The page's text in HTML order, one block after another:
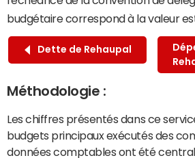
budgétaire correspond à la valeur
Dette de Rehaupal
Méthodologie :
Les chiffres présentés dans ce
budgets principaux exécutés des
données comptables ont été